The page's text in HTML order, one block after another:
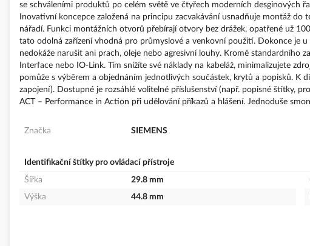
se schváleními produktů po celém světě ve čtyřech moderních desginových
Inovativní koncepce založená na principu zacvakávání usnadňuje montáž
nářadí. Funkci montážních otvorů přebírají otvory bez drážek, opatřené už
tato odolná zařízení vhodná pro průmyslové a venkovní použití. Dokonce je
nedokáže narušit ani prach, oleje nebo agresivní louhy. Kromě standardního
Interface nebo IO-Link. Tím snížíte své náklady na kabeláž, minimalizujete
pomůže s výběrem a objednáním jednotlivých součástek, krytů a popisků. K
zapojení). Dostupné je rozsáhlé volitelné příslušenství (např. popisné štítky,
ACT – Performance in Action při udělování příkazů a hlášení. Jednoduše
Značka SIEMENS
Identifikační štítky pro ovládací přístroje
Šířka
29.8 mm
Výška
44.8 mm